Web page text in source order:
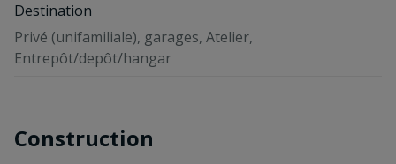
Destination
Privé (unifamiliale), garages, Atelier,
Entrepôt/depôt/hangar
Construction